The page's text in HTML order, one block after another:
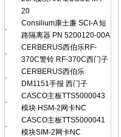
20
·
Consilium康士廉 SCI-A 短
路隔离器 PN 5200120-00A
·
CERBERUS西伯乐RF-
370C警铃 RF-370C西门子
·
CERBERUS西伯乐
DM1151手报 西门子
·
CASCO主板TTS5000043
模块 HSM-2网卡NC
·
CASCO主板TTS5000041
模块SIM-2网卡NC